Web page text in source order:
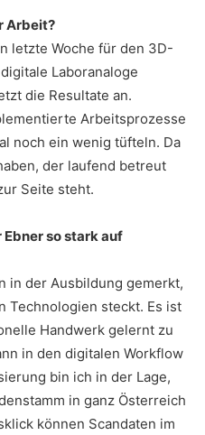
Arbeit?
letzte Woche für den 3D-
Laboranaloge
die Resultate an.
Arbeitsprozesse
noch ein wenig tüfteln. Da
der laufend betreut
Seite steht.
so stark auf
in der Ausbildung gemerkt,
Technologien steckt. Es ist
Handwerk gelernt zu
in den digitalen Workflow
bin ich in der Lage,
in ganz Österreich
können Scandaten im